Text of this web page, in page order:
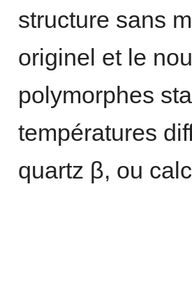
structure sans
originel et le
polymorphes
températures
quartz β, ou